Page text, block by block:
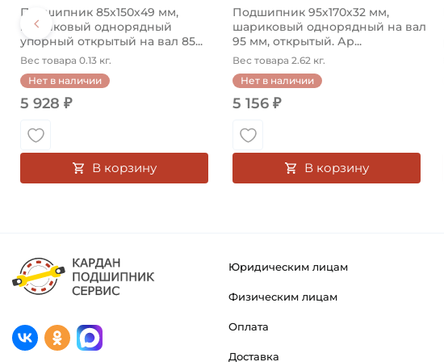
Подшипник 85х150х49 мм,
шариковый однорядный
упорный открытый на вал 85...
Вес товара 0.13 кг.
Нет в наличии
5 928 ₽
В корзину
Подшипник 95х170х32 мм,
шариковый однорядный на вал
95 мм, открытый. Ар...
Вес товара 2.62 кг.
Нет в наличии
5 156 ₽
В корзину
Юридическим лицам
Физическим лицам
Оплата
Доставка